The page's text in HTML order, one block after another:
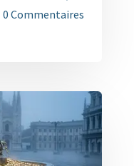
0 Commentaires